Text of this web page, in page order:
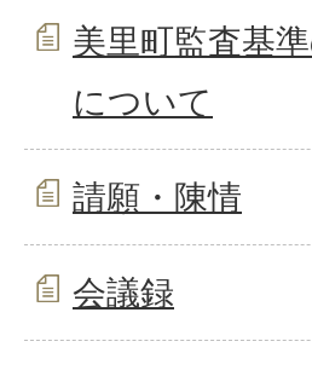
美里町監査基
について
請願・陳情
会議録